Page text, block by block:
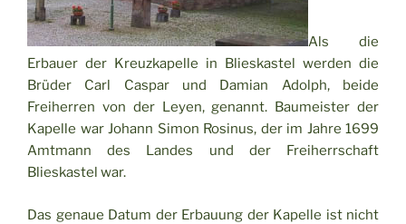
Als die
Erbauer der Kreuzkapelle in Blieskastel werden die
Brüder Carl Caspar und Damian Adolph, beide
Freiherren von der Leyen, genannt. Baumeister der
Kapelle war Johann Simon Rosinus, der im Jahre 1699
Amtmann des Landes und der Freiherrschaft
Blieskastel war.
Das genaue Datum der Erbauung der Kapelle ist nicht